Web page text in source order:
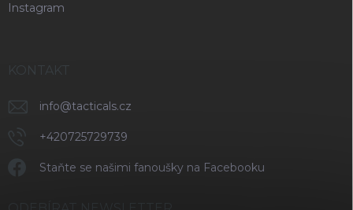
Instagram
KONTAKT
info@tacticals.cz
+420725729739
Staňte se našimi fanoušky na Facebooku